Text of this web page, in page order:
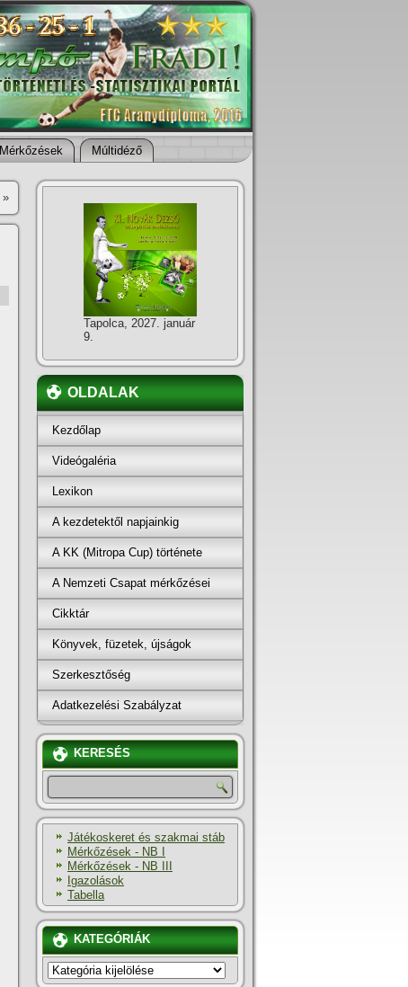
Mérkőzések Múltidéző
»
Tapolca, 2027. január
9.
OLDALAK
Kezdőlap
Videógaléria
Lexikon
A kezdetektől napjainkig
A KK (Mitropa Cup) története
A Nemzeti Csapat mérkőzései
Cikktár
Könyvek, füzetek, újságok
Szerkesztőség
Adatkezelési Szabályzat
KERESÉS
Játékoskeret és szakmai stáb
Mérkőzések - NB I
Mérkőzések - NB III
Igazolások
Tabella
KATEGÓRIÁK
KATEGÓRIÁK